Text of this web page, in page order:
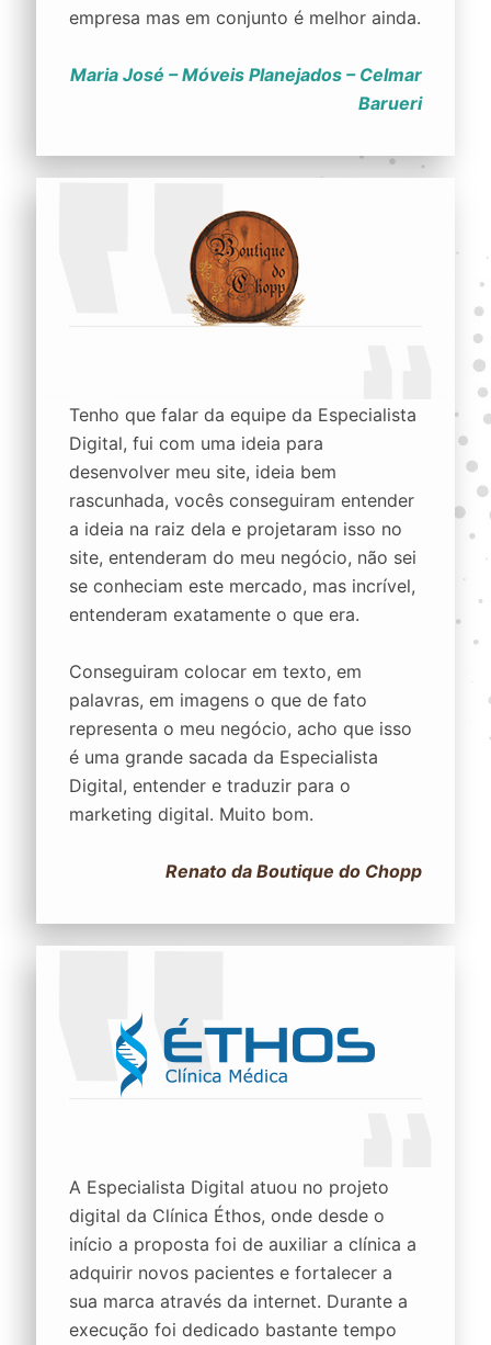
empresa mas em conjunto é melhor ainda.
Maria José – Móveis Planejados – Celmar
Barueri
Tenho que falar da equipe da Especialista
Digital, fui com uma ideia para
desenvolver meu site, ideia bem
rascunhada, vocês conseguiram entender
a ideia na raiz dela e projetaram isso no
site, entenderam do meu negócio, não sei
se conheciam este mercado, mas incrível,
entenderam exatamente o que era.
Conseguiram colocar em texto, em
palavras, em imagens o que de fato
representa o meu negócio, acho que isso
é uma grande sacada da Especialista
Digital, entender e traduzir para o
marketing digital. Muito bom.
Renato da Boutique do Chopp
A Especialista Digital atuou no projeto
digital da Clínica Éthos, onde desde o
início a proposta foi de auxiliar a clínica a
adquirir novos pacientes e fortalecer a
sua marca através da internet. Durante a
execução foi dedicado bastante tempo